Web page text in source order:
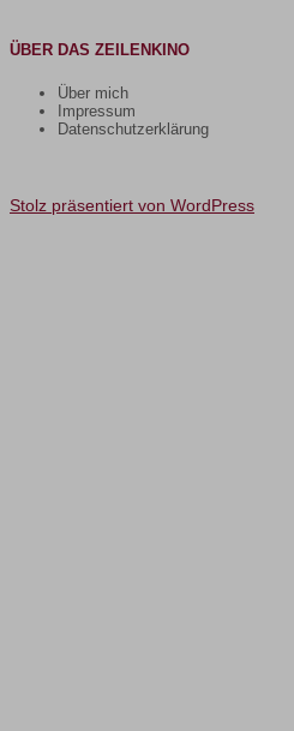
ÜBER DAS ZEILENKINO
Über mich
Impressum
Datenschutzerklärung
Stolz präsentiert von WordPress